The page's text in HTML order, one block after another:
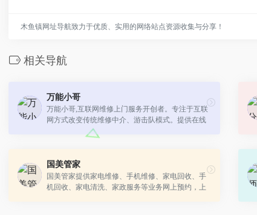
木鱼镇网址导航致力于优质、实用的网络站点资源收集与分享！
相关导航
万能小哥
万能小哥,互联网维修上门服务开创者。专注于互联
网方式改变传统维修中介、游击队模式。提供在线
价格查询、维修预约、过程监管、付款评价等服
国美管家
国美管家提供家电维修、手机维修、家电回收、手
机回收、家电清洗、家政服务等业务网上预约，上